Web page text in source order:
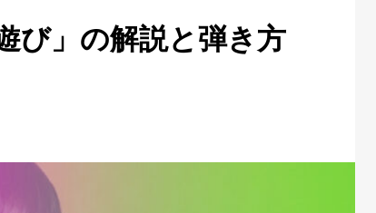
び」の解説と弾き方